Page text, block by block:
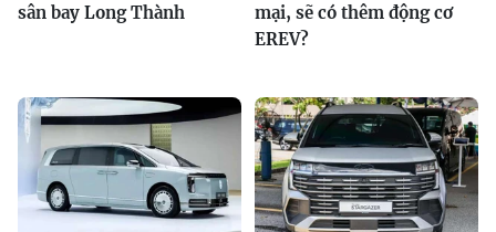
sân bay Long Thành
mại, sẽ có thêm động cơ
EREV?